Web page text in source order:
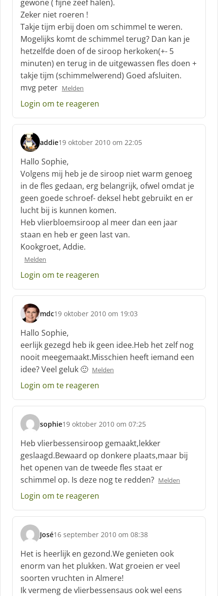
:gewone ( fijne zeef halen).
Zeker niet roeren !
Takje tijm erbij doen om schimmel te weren.
Mogelijks komt de schimmel terug? Dan kan je
hetzelfde doen of de siroop herkoken(+- 5
minuten) en terug in de uitgewassen fles doen +
takje tijm (schimmelwerend) Goed afsluiten.
mvg peter Melden
Login om te reageren
addie
s
c
h
r
e
e
f
:
19 oktober 2010 om 22:05
Hallo Sophie,
Volgens mij heb je de siroop niet warm genoeg
in de fles gedaan, erg belangrijk, ofwel omdat je
geen goede schroef- deksel hebt gebruikt en er
lucht bij is kunnen komen.
Heb vlierbloemsiroop al meer dan een jaar
staan en heb er geen last van.
Kookgroet, Addie.
Melden
Login om te reageren
mdc
s
c
h
r
e
e
:
19 oktober 2010 om 19:03
Hallo Sophie,
eerlijk gezegd heb ik geen idee.Heb het zelf nog
nooit meegemaakt.Misschien heeft iemand een
idee? Veel geluk 🙂 Melden
Login om te reageren
sophie
s
c
h
r
e
e
:
19 oktober 2010 om 07:25
Heb vlierbessensiroop gemaakt,lekker
geslaagd.Bewaard op donkere plaats,maar bij
het openen van de tweede fles staat er
schimmel op. Is deze nog te redden? Melden
Login om te reageren
José
s
c
h
r
e
e
16 september 2010 om 08:38
Het is heerlijk en gezond.We genieten ook
enorm van het plukken. Wat groeien er veel
soorten vruchten in Almere!
Ik vermeng de vlierbessensaus ook wel eens